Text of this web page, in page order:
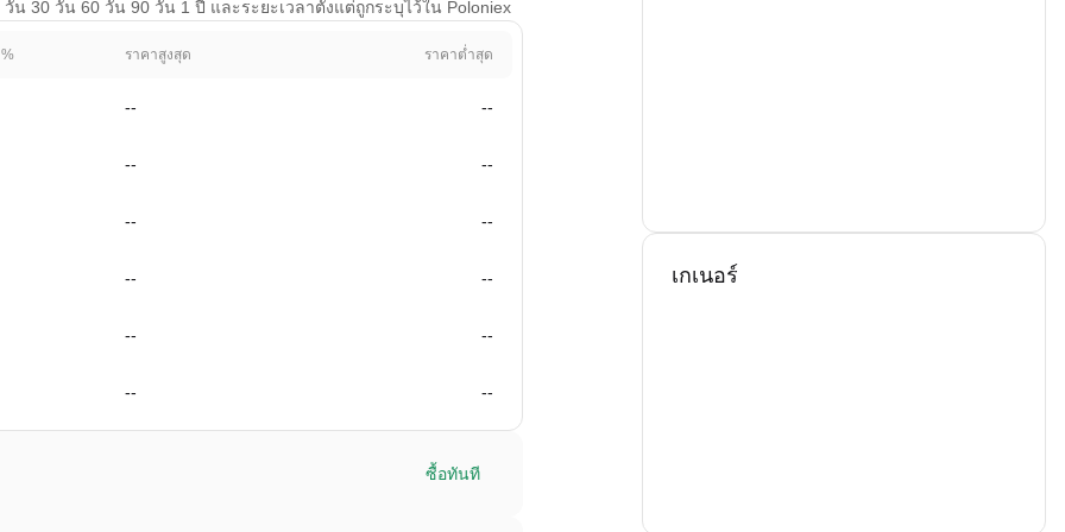
30 วัน 60 วัน 90 วัน 1 ปี และระยะเวลาตั้งแต่ถูกระบุไว้ใน Poloniex
ราคาสูงสุด ราคาต่ำสุด
-- --
-- --
-- --
-- --
-- --
-- --
ซื้อทันที
เกเนอร์